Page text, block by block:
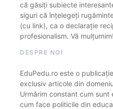
că găsiți subiecte
siguri că înțelegeți
(cu link), ca o declarație
profesionalism. Vă mulțumim!
DESPRE NOI
EduPedu.ro este o
exclusiv articole din
Urmărim constant cum
cum face politicile din